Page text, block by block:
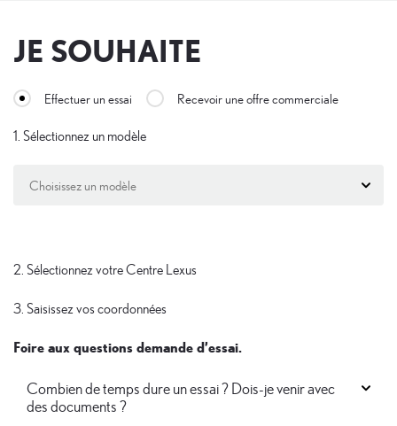
JE SOUHAITE
Effectuer un essai Recevoir une offre commerciale
1. Sélectionnez un modèle
Choisissez un modèle
2. Sélectionnez votre Centre Lexus
3. Saisissez vos coordonnées
Foire aux questions demande d’essai.
Combien de temps dure un essai ? Dois-je venir avec
des documents ?